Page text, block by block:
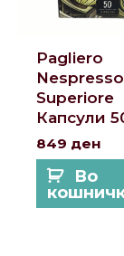
Pagliero
Superiore
Капсули
849 ден
Во